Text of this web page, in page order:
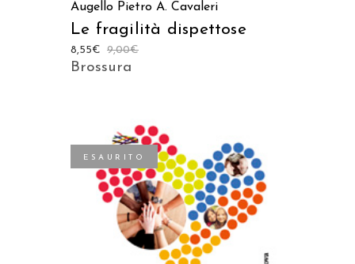
Augello Pietro A. Cavaleri
Le fragilità dispettose
9,00€
8,55€
Brossura
ESAURITO